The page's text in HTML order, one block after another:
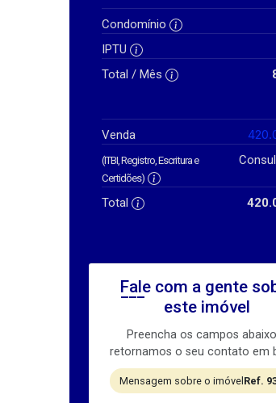
Condomínio
IPTU
Total / Mês
Venda
(ITBI, Registro, Escritura e
Certidões)
Total
Fale com a gente
este imóvel
Preencha os campos
retornamos o seu contato em
Mensagem sobre o imóvel Ref.